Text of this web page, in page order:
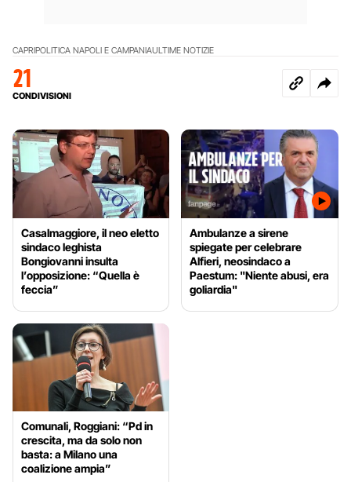
CAPRIPOLITICA NAPOLI E CAMPANIAULTIME NOTIZIE
21
CONDIVISIONI
Casalmaggiore, il neo eletto
sindaco leghista
Bongiovanni insulta
l’opposizione: “Quella è
feccia”
Ambulanze a sirene
spiegate per celebrare
Alfieri, neosindaco a
Paestum: "Niente abusi, era
goliardia"
Comunali, Roggiani: “Pd in
crescita, ma da solo non
basta: a Milano una
coalizione ampia”